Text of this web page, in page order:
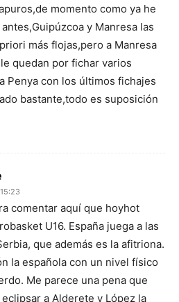
momento como ya he
y Manresa las
más flojas,pero a Manresa
quedan por fichar varios
Penya con los últimos fichajes
bastante,todo es suposición
comentar aquí que hoyhot
U16. España juega a las
que además es la afitriona.
la española con un nivel físico
Me parece una pena que
eclipsar a Alderete y López la